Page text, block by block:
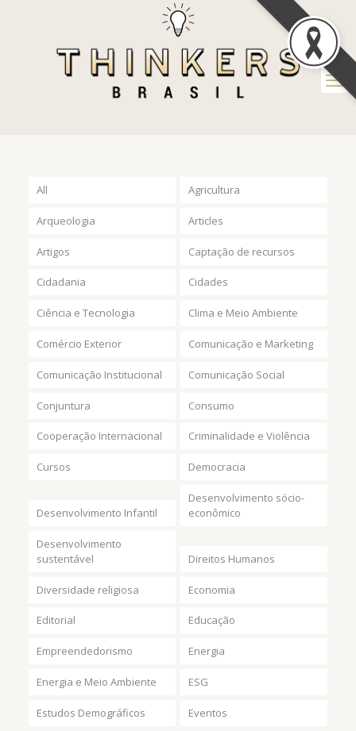
All Agricultura
Arqueologia Articles
Artigos Captação de recursos
Cidadania Cidades
Ciência e Tecnologia Clima e Meio Ambiente
Comércio Exterior Comunicação e Marketing
Comunicação Institucional Comunicação Social
Conjuntura Consumo
Cooperação Internacional Criminalidade e Violência
Cursos Democracia
Desenvolvimento Infantil
Desenvolvimento sócio-
econômico
Desenvolvimento
sustentável
Direitos Humanos
Diversidade religiosa Economia
Editorial Educação
Empreendedorismo Energia
Energia e Meio Ambiente ESG
Estudos Demográficos Eventos